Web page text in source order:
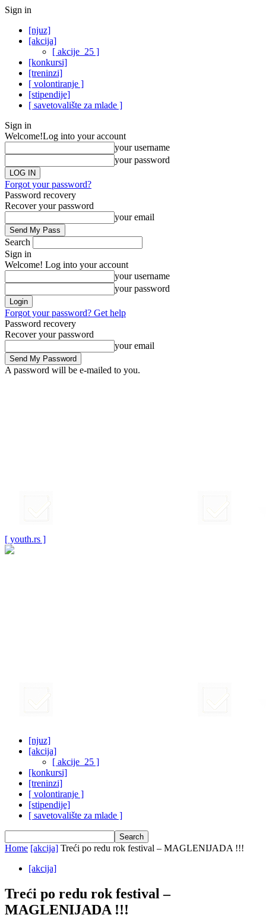
Sign in
[njuz]
[akcija]
[ akcije_25 ]
[konkursi]
[treninzi]
[ volontiranje ]
[stipendije]
[ savetovalište za mlade ]
Sign in
Welcome!Log into your account
your username
your password
Forgot your password?
Password recovery
Recover your password
your email
Search
Sign in
Welcome! Log into your account
your username
your password
Forgot your password? Get help
Password recovery
Recover your password
your email
A password will be e-mailed to you.
[ youth.rs ]
[njuz]
[akcija]
[ akcije_25 ]
[konkursi]
[treninzi]
[ volontiranje ]
[stipendije]
[ savetovalište za mlade ]
Home [akcija] Treći po redu rok festival – MAGLENIJADA !!!
[akcija]
Treći po redu rok festival –
MAGLENIJADA !!!